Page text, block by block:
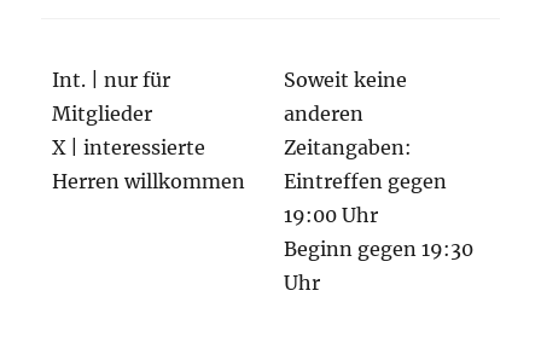
Int. | nur für
Mitglieder
X | interessierte
Herren willkommen
Soweit keine
anderen
Zeitangaben:
Eintreffen gegen
19:00 Uhr
Beginn gegen 19:30
Uhr